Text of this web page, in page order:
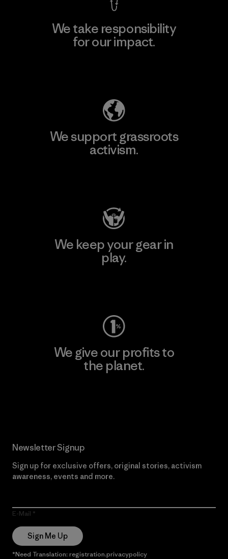
We take responsibility
for our impact.
We support grassroots
activism.
We keep your gear in
play.
We give our profits to
the planet.
Newsletter Signup
Sign up for exclusive offers, original stories, activism
awareness, events and more.
E-Mail
Sign Me Up
*Need Translation: registration.privacypolicy